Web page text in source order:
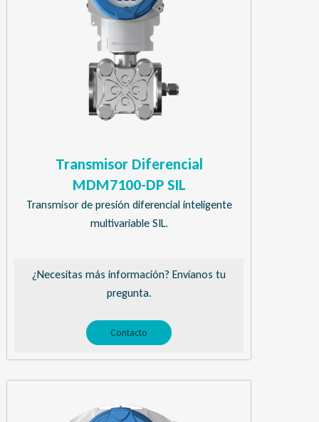
Transmisor Diferencial
MDM7100-DP SIL
Transmisor de presión diferencial inteligente
multivariable SIL.
¿Necesitas más información? Envíanos tu
pregunta.
Contacto